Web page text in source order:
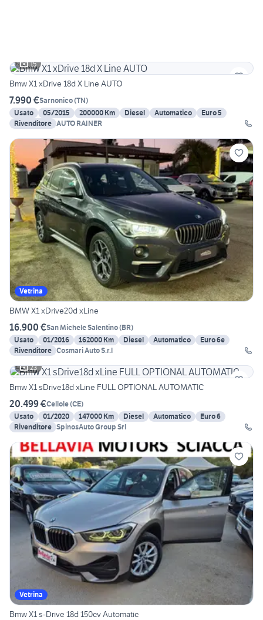
15
Bmw X1 xDrive 18d X Line AUTO
7.990 €Sarnonico(TN)
Usato
05/2015 200000 Km Diesel Automatico
Euro 5
Rivenditore AUTO RAINER
Vetrina
BMW X1 xDrive20d xLine
16.900 €San Michele Salentino(BR)
Usato
01/2016 162000 Km Diesel Automatico
Euro 6e
Rivenditore Cosmari Auto S.r.l
23
Bmw X1 sDrive18d xLine FULL OPTIONAL AUTOMATIC
20.499 €Cellole(CE)
Usato
01/2020 147000 Km Diesel Automatico
Euro 6
Rivenditore SpinosAuto Group Srl
Vetrina
Bmw X1 s-Drive 18d 150cv Automatic